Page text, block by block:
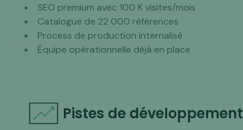
SEO premium avec 100 K visites/mois
Catalogue de 22 000 références
Process de production internalisé
Équipe opérationnelle déjà en place
Pistes de développement